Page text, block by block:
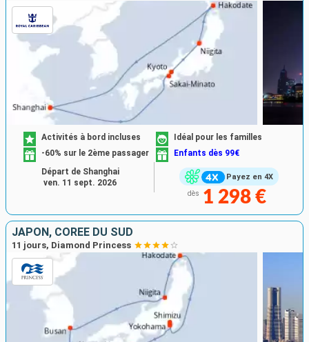
Payez en 4X
Activités à bord incluses
Idéal pour les familles
-60% sur le 2ème passager
Enfants dès 99€
dès 1 298 €
Départ de Shanghai
ven. 11 sept. 2026
JAPON, CORÉE DU SUD
11 jours, Diamond Princess